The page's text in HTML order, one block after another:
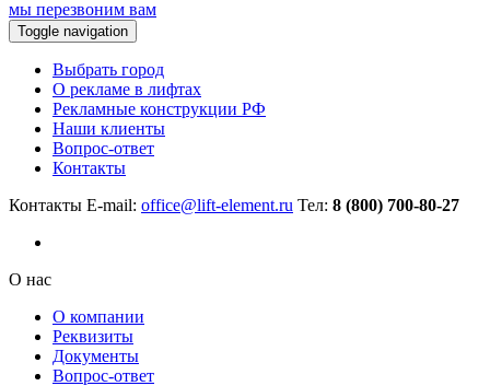
мы перезвоним вам
Toggle navigation
Выбрать город
О рекламе в лифтах
Рекламные конструкции РФ
Наши клиенты
Вопрос-ответ
Контакты
Контакты E-mail: office@lift-element.ru Тел: 8 (800) 700-80-27
О нас
О компании
Реквизиты
Документы
Вопрос-ответ